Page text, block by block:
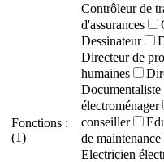
Fonctions :
(1)
Contrôleur de
d'assurances
Dessinateur
Directeur de
humaines
Documentaliste
électroménager
conseiller
de maintenance
Electricien